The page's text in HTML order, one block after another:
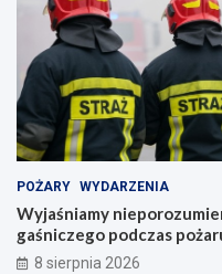
POŻARY WYDARZENIA
Wyjaśniamy
gaśniczego podczas
8 sierpnia 2026